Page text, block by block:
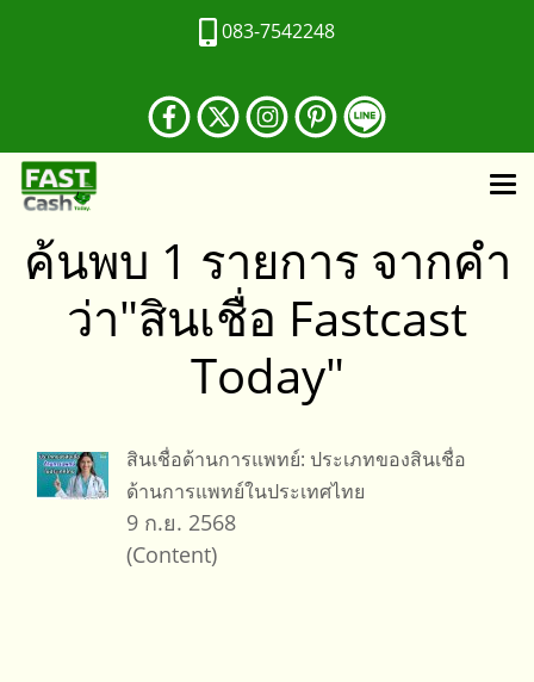
083-7542248
ค้นพบ 1 รายการ จากคำ
ว่า"สินเชื่อ Fastcast
Today"
สินเชื่อด้านการแพทย์: ประเภทของสินเชื่อ
ด้านการแพทย์ในประเทศไทย
9 ก.ย. 2568
(Content)